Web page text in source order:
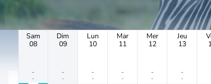
Sam
08
-
-
Dim
09
-
-
Lun
10
-
-
Mar
11
-
-
Mer
12
-
-
Jeu
13
-
-